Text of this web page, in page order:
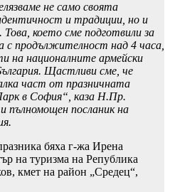
не само своята
и традиции, но и
което сме подготвили за
с продължителност над 4 часа,
на националните армейски
Щастливи сме, че
част от празничната
в София“, каза Н.Пр.
пълномощен посланик на
бяха г-жа Ирена
на туризма на Република
кмет на район „Средец“,